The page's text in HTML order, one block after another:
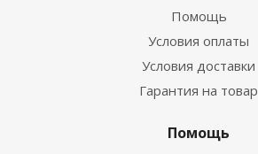
Помощь
Условия оплаты
Условия доставки
Гарантия на товар
Помощь